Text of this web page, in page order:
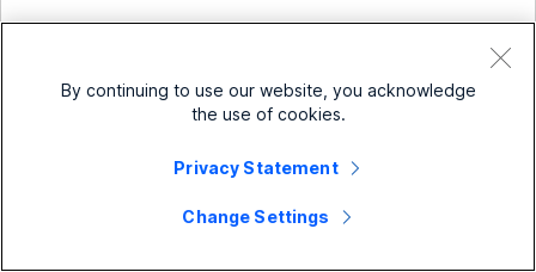
Întreprindere mică
Aplicația Webex
Meetings
By continuing to use our website, you acknowledge
the use of cookies.
Privacy Statement
Change Settings